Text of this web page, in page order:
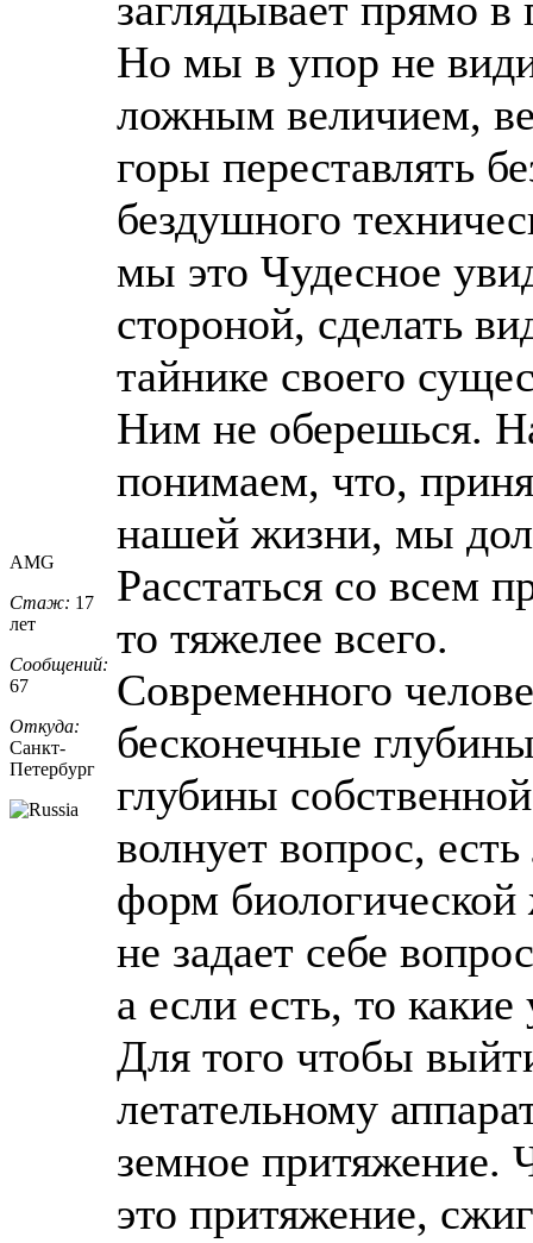
AMG
Стаж: 17
лет
Сообщений:
67
Откуда:
Санкт-
Петерб​ург
Но мы в упор не
ложным величием,
горы переставлять
бездушного
мы это Чудесное
стороной, сделать
тайнике своего
Ним не оберешься.
понимаем, что,
нашей жизни, мы
Расстаться со всем
то тяжелее всего.
Современного
бесконечные
глубины
волнует вопрос,
форм
не задает себе
а если есть, то
Для того чтобы
летательному
земное притяжение.
это притяжение,